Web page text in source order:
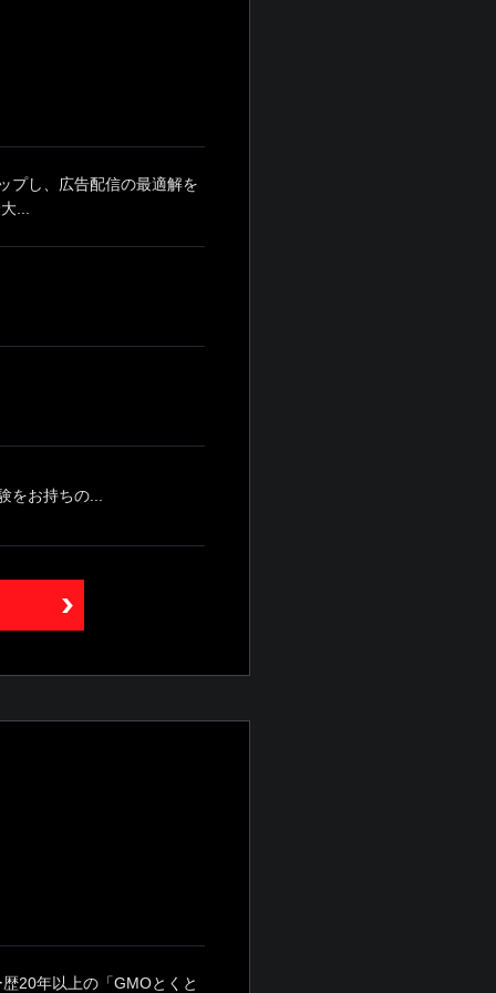
プし、広告配信の最適解を
...
をお持ちの...
20年以上の「GMOとくと